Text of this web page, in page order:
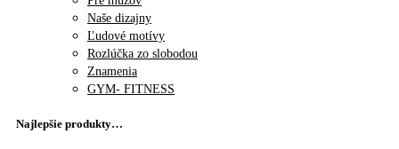
Naše dizajny
Ľudové motívy
Rozlúčka zo slobodou
Znamenia
GYM- FITNESS
Najlepšie produkty…